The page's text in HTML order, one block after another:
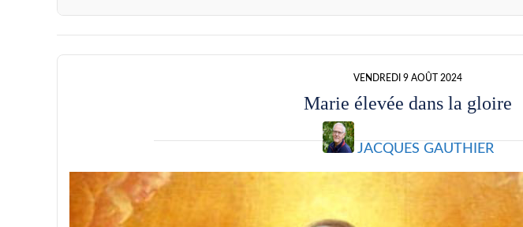
VENDREDI 9 AOÛT 2024
Marie élevée dans la gloire
JACQUES GAUTHIER